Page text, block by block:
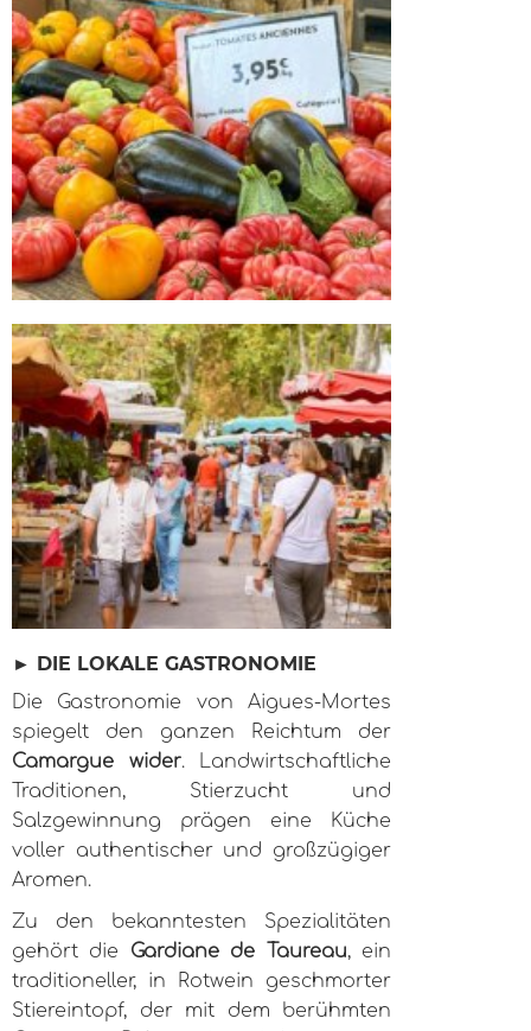
► DIE LOKALE GASTRONOMIE
Die Gastronomie von Aigues-Mortes
spiegelt den ganzen Reichtum der
Camargue wider. Landwirtschaftliche
Traditionen, Stierzucht und
Salzgewinnung prägen eine Küche
voller authentischer und großzügiger
Aromen.
Zu den bekanntesten Spezialitäten
gehört die Gardiane de Taureau, ein
traditioneller, in Rotwein geschmorter
Stiereintopf, der mit dem berühmten